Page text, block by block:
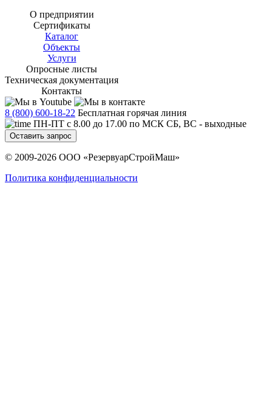
О предприятии
Сертификаты
Каталог
Объекты
Услуги
Опросные листы
Техническая документация
Контакты
8 (800) 600-18-22 Бесплатная горячая линия
ПН-ПТ с 8.00 до 17.00 по МСК СБ, ВС - выходные
Оставить запрос
© 2009-2026 ООО «РезервуарСтройМаш»
Политика конфиденциальности